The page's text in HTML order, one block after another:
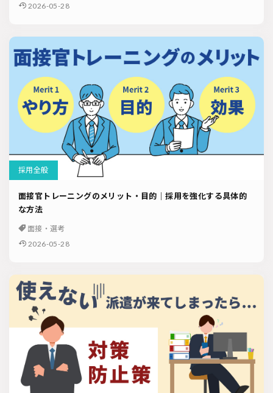
2026-05-28
採用全般
面接官トレーニングのメリット・目的｜採用を強化する具体的
な方法
面接・選考
2026-05-28